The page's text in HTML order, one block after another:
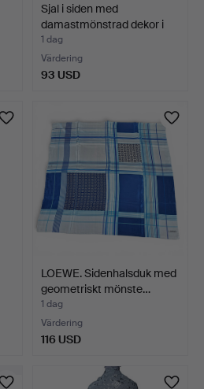
Sjal i siden med
damastmönstrad dekor i
fö…
1 dag
Värdering
93 USD
LOEWE. Sidenhalsduk med
geometriskt mönste…
1 dag
Värdering
116 USD